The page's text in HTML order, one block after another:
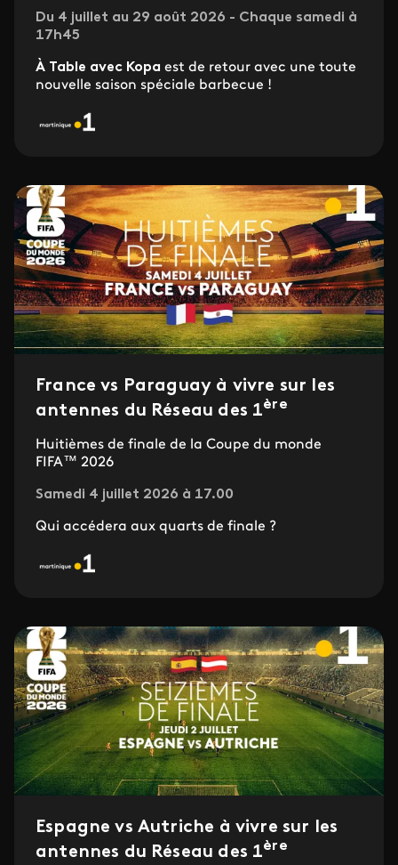
Du 4 juillet au 29 août 2026 - Chaque samedi à
17h45
À Table avec Kopa est de retour avec une toute
nouvelle saison spéciale barbecue !
France vs Paraguay à vivre sur les
antennes du Réseau des 1ère
Huitièmes de finale de la Coupe du monde
FIFA™ 2026
Samedi 4 juillet 2026 à 17.00
Qui accédera aux quarts de finale ?
Espagne vs Autriche à vivre sur les
antennes du Réseau des 1ère